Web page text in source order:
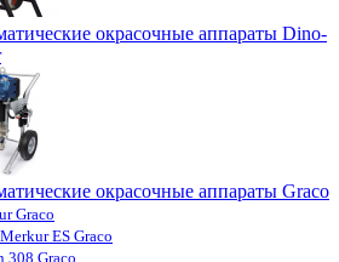
окрасочные аппараты Dino-
окрасочные аппараты Graco
Graco
ES Graco
308 Graco